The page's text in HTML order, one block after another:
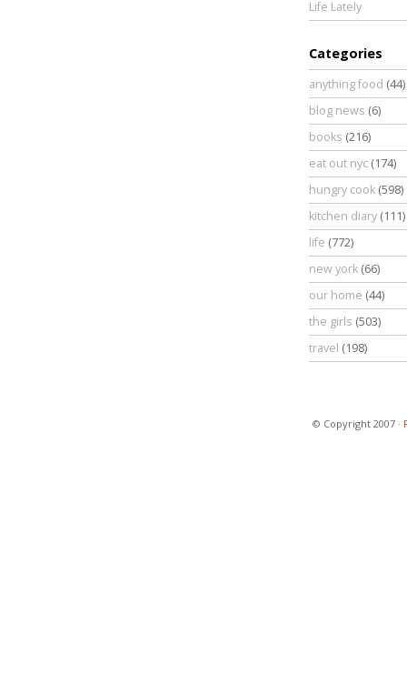
Life Lately
Categories
anything food (44)
blog news (6)
books (216)
eat out nyc (174)
hungry cook (598)
kitchen diary (111)
life (772)
new york (66)
our home (44)
the girls (503)
travel (198)
© Copyright 2007 ·